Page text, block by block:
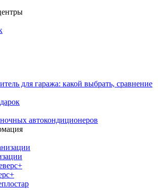
для гаража: какой выбрать, сравнение
автокондиционеров